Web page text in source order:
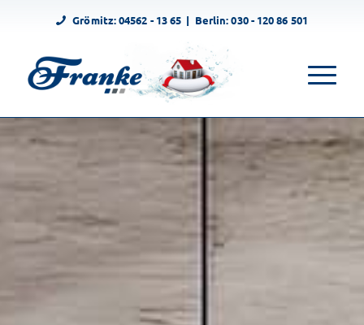
Grömitz:04562 - 13 65 | Berlin:030 - 120 86 501